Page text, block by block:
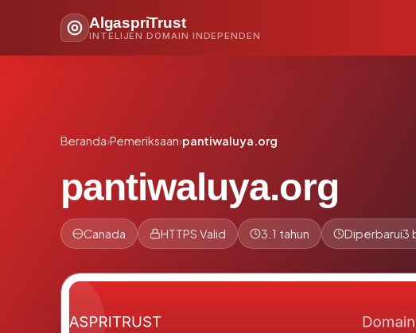
AlgaspriTrust
INTELIJEN DOMAIN INDEPENDEN
Beranda›Pemeriksaan›pantiwaluya.org
pantiwaluya.org
Canada HTTPS Valid 3.1 tahun Diperbarui3